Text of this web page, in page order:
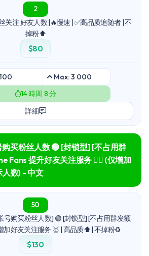
2
关注 好友人数 |🔥慢速 | ✅高品质追随者 | 不
掉粉⬆️
$80
Max: 3 000
14 時間 8 分
詳細
买粉丝人数 🟢 [封锁型] [不占用群
Fans 提升好友关注服务 🙆‍♀️ (仅增加
数) - 中文
50
购买粉丝人数] 🟢 [封锁型] [不占用群发额
加好友关注服务 🥇 | 高品质⬆ | 不掉粉♻️
$130